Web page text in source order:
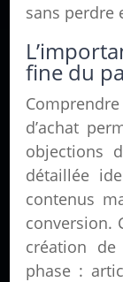
sans perdre
fine du
d’achat
objections
détaillée
contenus
conversion.
création de
phase :